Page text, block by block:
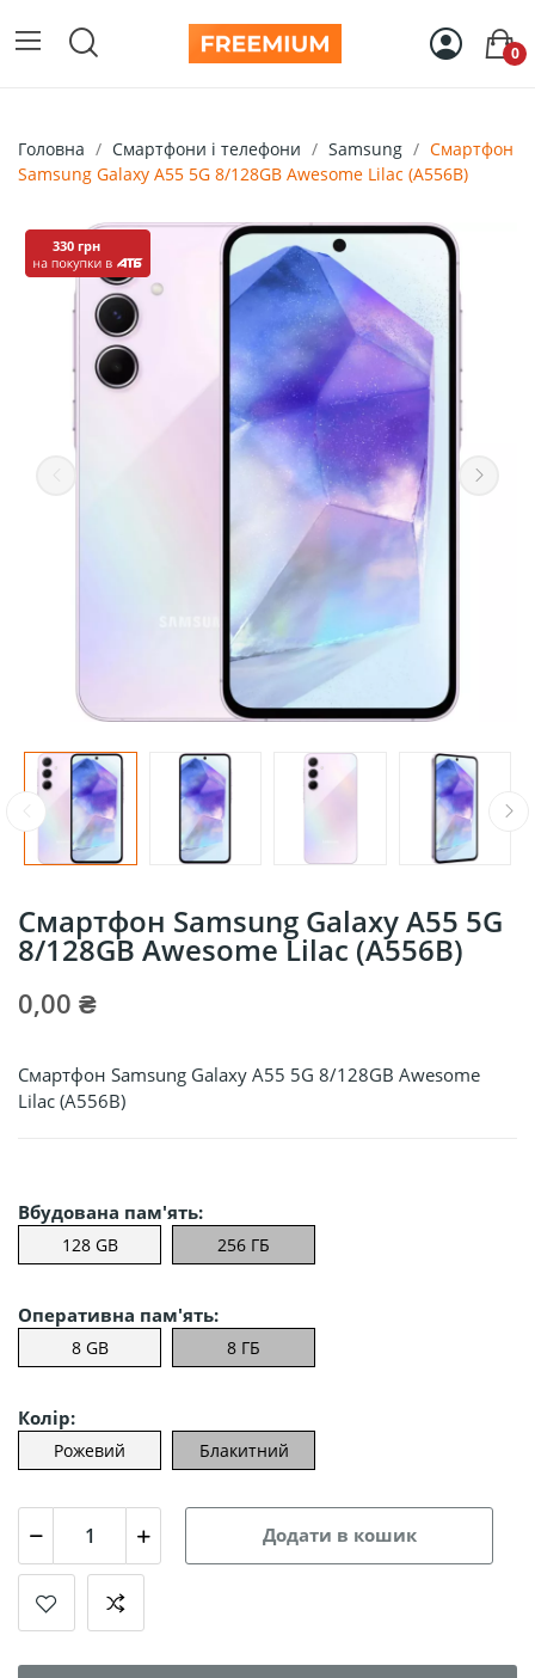
0
Головна Смартфони і телефони Samsung
Смартфон
Samsung Galaxy A55 5G 8/128GB Awesome Lilac (A556B)
330 грн
Смартфон Samsung Galaxy A55 5G
8/128GB Awesome Lilac (A556B)
0,00 ₴
Смартфон Samsung Galaxy A55 5G 8/128GB Awesome
Lilac (A556B)
Вбудована пам'ять:
128 GB 256 ГБ
Оперативна пам'ять:
8 GB 8 ГБ
Колір:
Рожевий Блакитний
Додати в кошик